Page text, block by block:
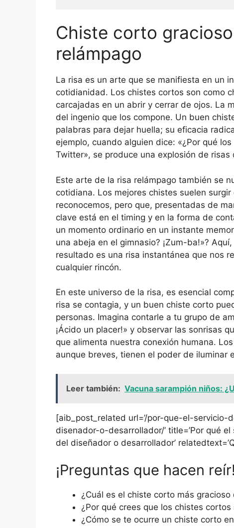
Chiste corto
relámpago
La risa es un arte que se manifiesta en un
cotidianidad. Los chistes cortos son como
carcajadas en un abrir y cerrar de ojos. La
del ingenio que los compone. Un buen
palabras para dejar huella; su eficacia
ejemplo, cuando alguien dice: «¿Por qué
Twitter», se produce una explosión de
Este arte de la risa relámpago también se
cotidiana. Los mejores chistes suelen
reconocemos, pero que, presentadas de
clave está en el timing y en la forma de
un momento ordinario en un instante
una abeja en el gimnasio? ¡Zum-ba!»?
resultado es una risa instantánea que nos
cualquier rincón.
En este universo de la risa, es esencial
risa se contagia, y un buen chiste corto
personas. Imagina contarle a tu grupo de
¡Ácido un placer!» y observar las sonrisas
que alimenta nuestra conexión humana.
aunque breves, tienen el poder de iluminar
Leer también: Vacuna sarampión niños:
[aib_post_related url=’/por-que-el-
disenador-o-desarrollador/’ title=’Por qué
del diseñador o desarrollador’
¡Preguntas que hacen reír!
¿Cuál es el chiste corto más gracioso
¿Por qué crees que los chistes
¿Cómo se te ocurre un chiste corto